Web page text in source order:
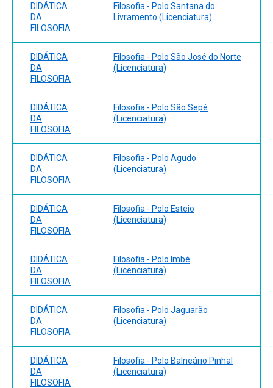
DIDÁTICA
DA
FILOSOFIA
Filosofia - Polo Santana do
Livramento (Licenciatura)
DIDÁTICA
DA
FILOSOFIA
Filosofia - Polo São José do Norte
(Licenciatura)
DIDÁTICA
DA
FILOSOFIA
Filosofia - Polo São Sepé
(Licenciatura)
DIDÁTICA
DA
FILOSOFIA
Filosofia - Polo Agudo
(Licenciatura)
DIDÁTICA
DA
FILOSOFIA
Filosofia - Polo Esteio
(Licenciatura)
DIDÁTICA
DA
FILOSOFIA
Filosofia - Polo Imbé
(Licenciatura)
DIDÁTICA
DA
FILOSOFIA
Filosofia - Polo Jaguarão
(Licenciatura)
DIDÁTICA
DA
FILOSOFIA
Filosofia - Polo Balneário Pinhal
(Licenciatura)